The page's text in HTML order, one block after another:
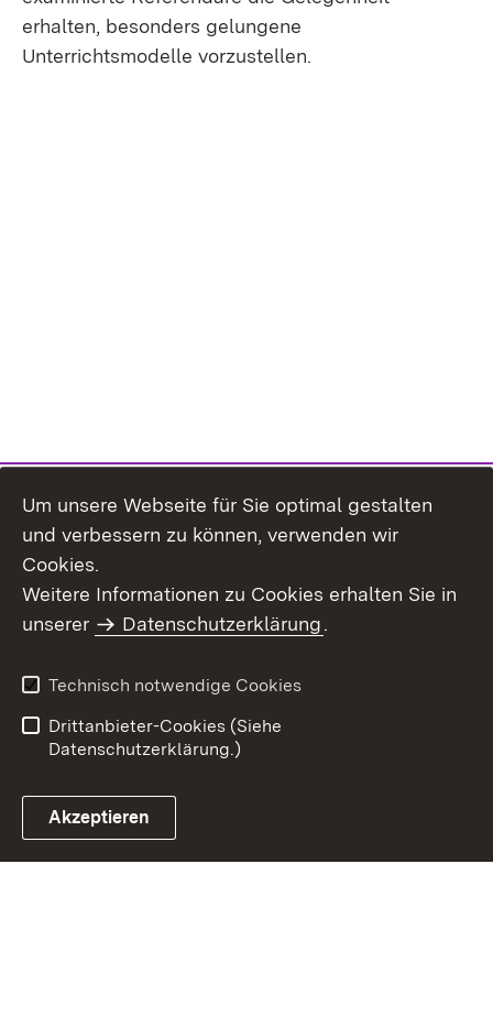
erhalten, besonders gelungene
Unterrichtsmodelle vorzustellen.
Benutzungshinweise
Erklärung zur
Um unsere Webseite für Sie optimal gestalten
und verbessern zu können, verwenden wir
Cookies.
Weitere Informationen zu Cookies erhalten Sie in
unserer
Datenschutzerklärung.
Technisch notwendige Cookies
Drittanbieter-Cookies (Siehe
Datenschutzerklärung.)
Akzeptieren